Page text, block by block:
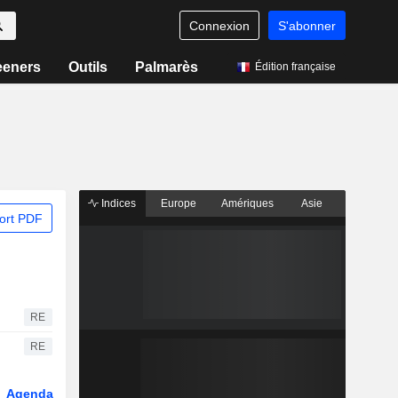
Connexion S'abonner
Outils Palmarès Édition française
PDF
RE
RE
Agenda
Indices Europe Amériques Asie